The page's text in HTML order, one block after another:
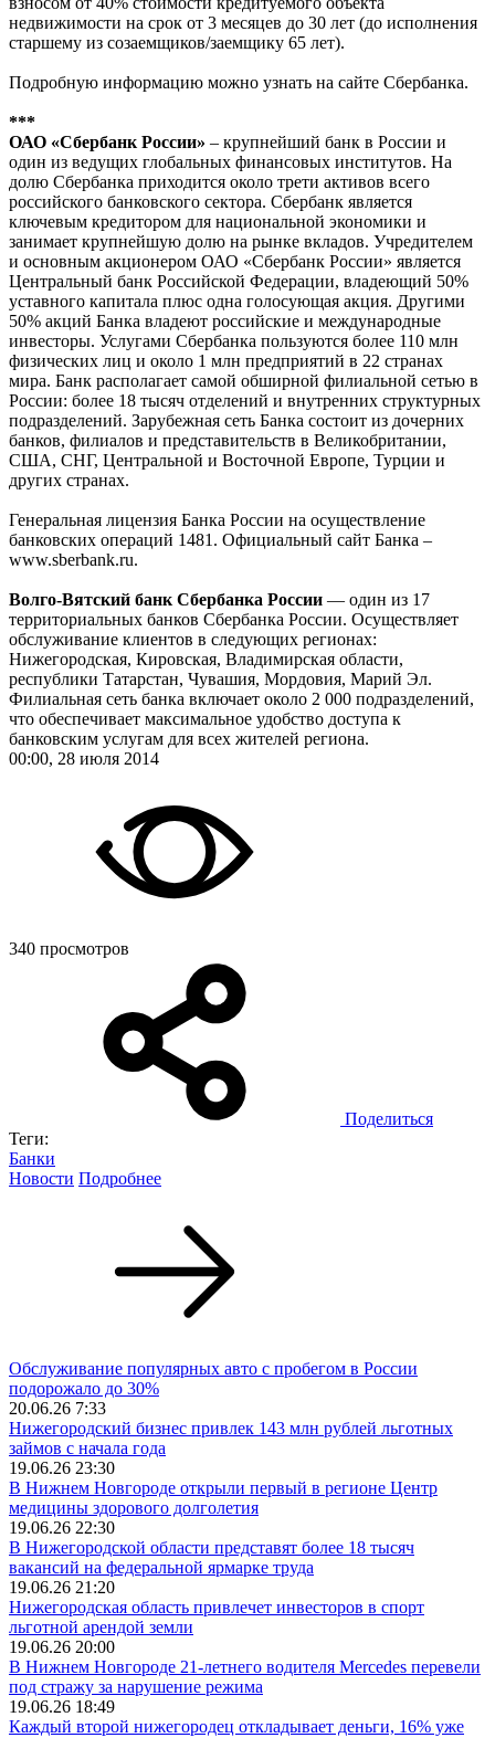
недвижимости на срок от 3 месяцев до 30 лет (до исполнения
старшему из созаемщиков/заемщику 65 лет).
Подробную информацию можно узнать на сайте Сбербанка.
***
ОАО «Сбербанк России» – крупнейший банк в России и
один из ведущих глобальных финансовых институтов. На
долю Сбербанка приходится около трети активов всего
российского банковского сектора. Сбербанк является
ключевым кредитором для национальной экономики и
занимает крупнейшую долю на рынке вкладов. Учредителем
и основным акционером ОАО «Сбербанк России» является
Центральный банк Российской Федерации, владеющий 50%
уставного капитала плюс одна голосующая акция. Другими
50% акций Банка владеют российские и международные
инвесторы. Услугами Сбербанка пользуются более 110 млн
физических лиц и около 1 млн предприятий в 22 странах
мира. Банк располагает самой обширной филиальной сетью в
России: более 18 тысяч отделений и внутренних структурных
подразделений. Зарубежная сеть Банка состоит из дочерних
банков, филиалов и представительств в Великобритании,
США, СНГ, Центральной и Восточной Европе, Турции и
других странах.
Генеральная лицензия Банка России на осуществление
банковских операций 1481. Официальный сайт Банка –
www.sberbank.ru.
Волго-Вятский банк Сбербанка России — один из 17
территориальных банков Сбербанка России. Осуществляет
обслуживание клиентов в следующих регионах:
Нижегородская, Кировская, Владимирская области,
республики Татарстан, Чувашия, Мордовия, Марий Эл.
Филиальная сеть банка включает около 2 000 подразделений,
что обеспечивает максимальное удобство доступа к
банковским услугам для всех жителей региона.
00:00, 28 июля 2014
340 просмотров
Поделиться
Теги:
Банки
Новости Подробнее
Обслуживание популярных авто с пробегом в России
подорожало до 30%
20.06.26 7:33
Нижегородский бизнес привлек 143 млн рублей льготных
займов с начала года
19.06.26 23:30
В Нижнем Новгороде открыли первый в регионе Центр
медицины здорового долголетия
19.06.26 22:30
В Нижегородской области представят более 18 тысяч
вакансий на федеральной ярмарке труда
19.06.26 21:20
Нижегородская область привлечет инвесторов в спорт
льготной арендой земли
19.06.26 20:00
В Нижнем Новгороде 21-летнего водителя Mercedes перевели
под стражу за нарушение режима
19.06.26 18:49
Каждый второй нижегородец откладывает деньги, 16% уже